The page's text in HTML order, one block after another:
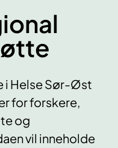
i Helse Sør-Øst
for forskere,
og
vil inneholde